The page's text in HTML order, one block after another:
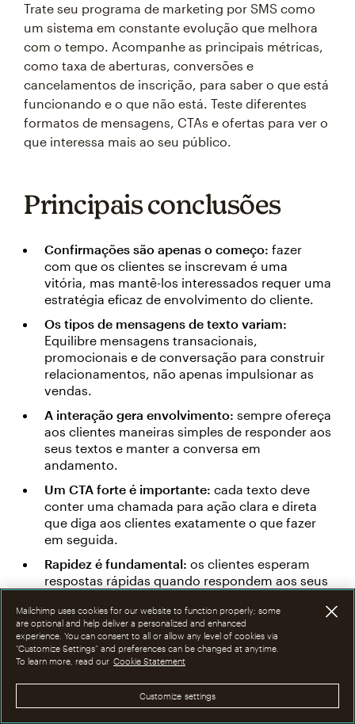
Trate seu programa de marketing por SMS como
um sistema em constante evolução que melhora
com o tempo. Acompanhe as principais métricas,
como taxa de aberturas, conversões e
cancelamentos de inscrição, para saber o que está
funcionando e o que não está. Teste diferentes
formatos de mensagens, CTAs e ofertas para ver o
que interessa mais ao seu público.
Principais conclusões
Confirmações são apenas o começo: fazer
com que os clientes se inscrevam é uma
vitória, mas mantê-los interessados requer uma
estratégia eficaz de envolvimento do cliente.
Os tipos de mensagens de texto variam:
Equilibre mensagens transacionais,
promocionais e de conversação para construir
relacionamentos, não apenas impulsionar as
vendas.
A interação gera envolvimento: sempre ofereça
aos clientes maneiras simples de responder aos
seus textos e manter a conversa em
andamento.
Um CTA forte é importante: cada texto deve
conter uma chamada para ação clara e direta
que diga aos clientes exatamente o que fazer
em seguida.
Rapidez é fundamental: os clientes esperam
respostas rápidas quando respondem aos seus
reconhecê-los instantaneamente.
Libere o poder do e-mail + SMS
Mailchimp uses cookies for our website to function properly; some
are optional and help deliver a personalized and enhanced
experience. You can consent to all or allow any level of cookies via
“Customize Settings” and preferences can be changed at anytime.
To learn more, read our Cookie Statement
Customize settings